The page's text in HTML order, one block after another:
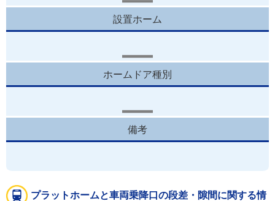
設置ホーム
ホームドア種別
備考
プラットホームと車両乗降口の段差・隙間に関する情